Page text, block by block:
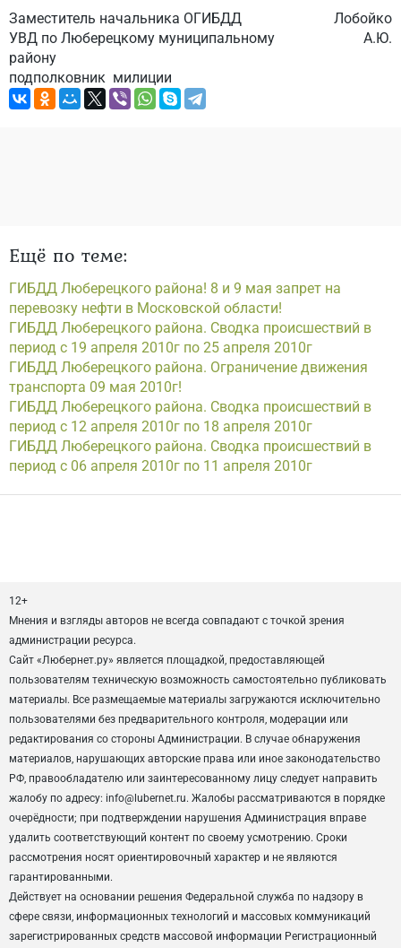
Заместитель начальника ОГИБДД
УВД по Люберецкому муниципальному
району
подполковник милиции
Лобойко
А.Ю.
Ещё по теме:
ГИБДД Люберецкого района! 8 и 9 мая запрет на
перевозку нефти в Московской области!
ГИБДД Люберецкого района. Сводка происшествий в
период с 19 апреля 2010г по 25 апреля 2010г
ГИБДД Люберецкого района. Ограничение движения
транспорта 09 мая 2010г!
ГИБДД Люберецкого района. Сводка происшествий в
период с 12 апреля 2010г по 18 апреля 2010г
ГИБДД Люберецкого района. Сводка происшествий в
период с 06 апреля 2010г по 11 апреля 2010г
12+
Мнения и взгляды авторов не всегда совпадают с точкой зрения
администрации ресурса.
Сайт «Любернет.ру» является площадкой, предоставляющей
пользователям техническую возможность самостоятельно публиковать
материалы. Все размещаемые материалы загружаются исключительно
пользователями без предварительного контроля, модерации или
редактирования со стороны Администрации. В случае обнаружения
материалов, нарушающих авторские права или иное законодательство
РФ, правообладателю или заинтересованному лицу следует направить
жалобу по адресу: info@lubernet.ru. Жалобы рассматриваются в порядке
очерёдности; при подтверждении нарушения Администрация вправе
удалить соответствующий контент по своему усмотрению. Сроки
рассмотрения носят ориентировочный характер и не являются
гарантированными.
Действует на основании решения Федеральной служба по надзору в
сфере связи, информационных технологий и массовых коммуникаций
зарегистрированных средств массовой информации Регистрационный